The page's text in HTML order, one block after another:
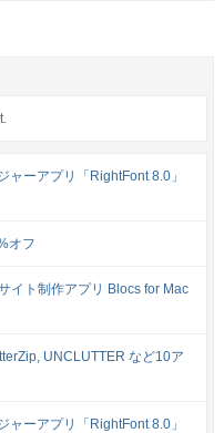
ャーアプリ「RightFont 8.0」
オフ
イト制作アプリ Blocs for Mac
UNCLUTTER など10ア
ャーアプリ「RightFont 8.0」